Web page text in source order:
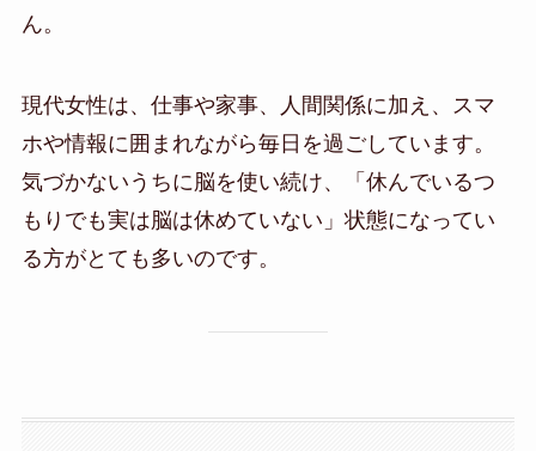
ん。
現代女性は、仕事や家事、人間関係に加え、スマ
ホや情報に囲まれながら毎日を過ごしています。
気づかないうちに脳を使い続け、「休んでいるつ
もりでも実は脳は休めていない」状態になってい
る方がとても多いのです。